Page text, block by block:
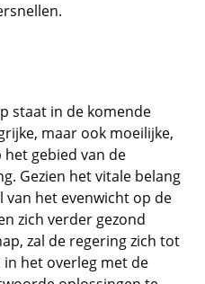
staat in de komende
maar ook moeilijke,
gebied van de
Gezien het vitale belang
het evenwicht op de
zich verder gezond
zal de regering zich tot
het overleg met de